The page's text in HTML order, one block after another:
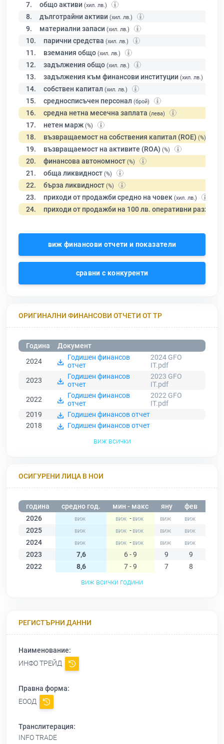
7. общо активи (хил. лв.)
8. дълготрайни активи (хил. лв.)
9. материални запаси (хил. лв.)
10. парични средства (хил. лв.)
11. вземания общо (хил. лв.)
12. задължения общо (хил. лв.)
13. задължения към финансови институции (хил. лв.)
14. собствен капитал (хил. лв.)
15. средносписъчен персонал (брой)
16. средна нетна месечна заплата (лева)
17. нетен марж (%)
18. възвращаемост на собствения капитал (ROE) (%)
19. възвращаемост на активите (ROA) (%)
20. финансова автономност (%)
21. обща ликвидност (%)
22. бърза ликвидност (%)
23. приходи от продажби средно на човек (хил. лв.)
24. приходи от продажби на 100 лв. оперативни разходи
виж финансови отчети и показатели
сравни с конкуренти
ОРИГИНАЛНИ ФИНАНСОВИ ОТЧЕТИ ОТ ТР
Година
Документ
2024
Годишен финансов
отчет
2024 GFO
IT.pdf
2023
Годишен финансов
отчет
2023 GFO
IT.pdf
2022
Годишен финансов
отчет
2022 GFO
IT.pdf
2019
Годишен финансов отчет
2018
Годишен финансов отчет
виж всички
ОСИГУРЕНИ ЛИЦА В НОИ
година средно год. мин - макс яну фев
2026
-
2025
-
2024
-
2023
7,6 6 - 9 9 9
2022
8,6 7 - 9 7 8
виж всички години
РЕГИСТЪРНИ ДАННИ
Наименование:
ИНФО ТРЕЙД
Правна форма:
ЕООД
Транслитерация:
INFO TRADE